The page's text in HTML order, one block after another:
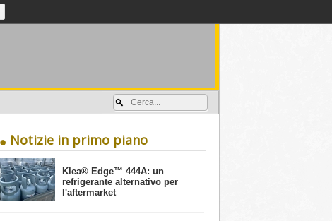
Notizie in primo piano
​Klea® Edge™ 444A: un
refrigerante alternativo per
l'aftermarket